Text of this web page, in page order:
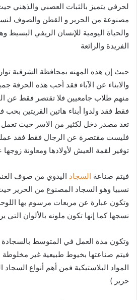
لحرفي يتميز بالثبات العصبي والذهني
مصنوعة من الحرير و القطن والصوف
والحياة اليومية للإنسان الريفي البسيط
الفريدة والرائعة
حيث إن هذه المهنه بمحافظة الشرقية
والابناء عن الآباء فقد أحب هذه الحرفة
منهم طلاب جامعيين فلا تقتصر فقط عن
فقط فقد ولدوا أبناء هاتين القريتين
تعد مصدر دخل لكثير من الاسر حيث تعمل
فليست مقتصرة عن الرجال فقط فقد
توفير لقمة العيش لأولادها ومعاونة زوجها
فيتم صناعة السجاد اليدوي من صوف
نسبيا وهو السجاد المصنوع من الحرير
وتكون عبارة عن مربعات مرسوم بها
نسجها كما إنها تكون ملونه بالألوان
وتكون مدة العمل في المتوسط بالسجادة
فيتم صناعتها بخيوط طبيعية غير مخلوطة
المواد البلاستيكية فمن أهم أنواع
حرير )